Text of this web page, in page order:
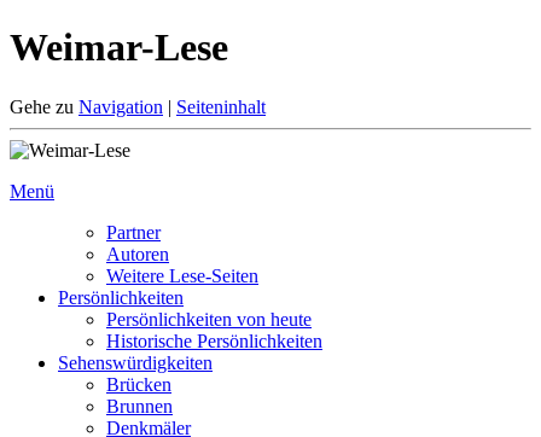
Weimar-Lese
Gehe zu Navigation | Seiteninhalt
Menü
Partner
Autoren
Weitere Lese-Seiten
Persönlichkeiten
Persönlichkeiten von heute
Historische Persönlichkeiten
Sehenswürdigkeiten
Brücken
Brunnen
Denkmäler